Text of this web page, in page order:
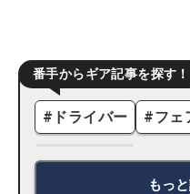
番手からギア記事を探す！
# ドライバー #フェ
もっ